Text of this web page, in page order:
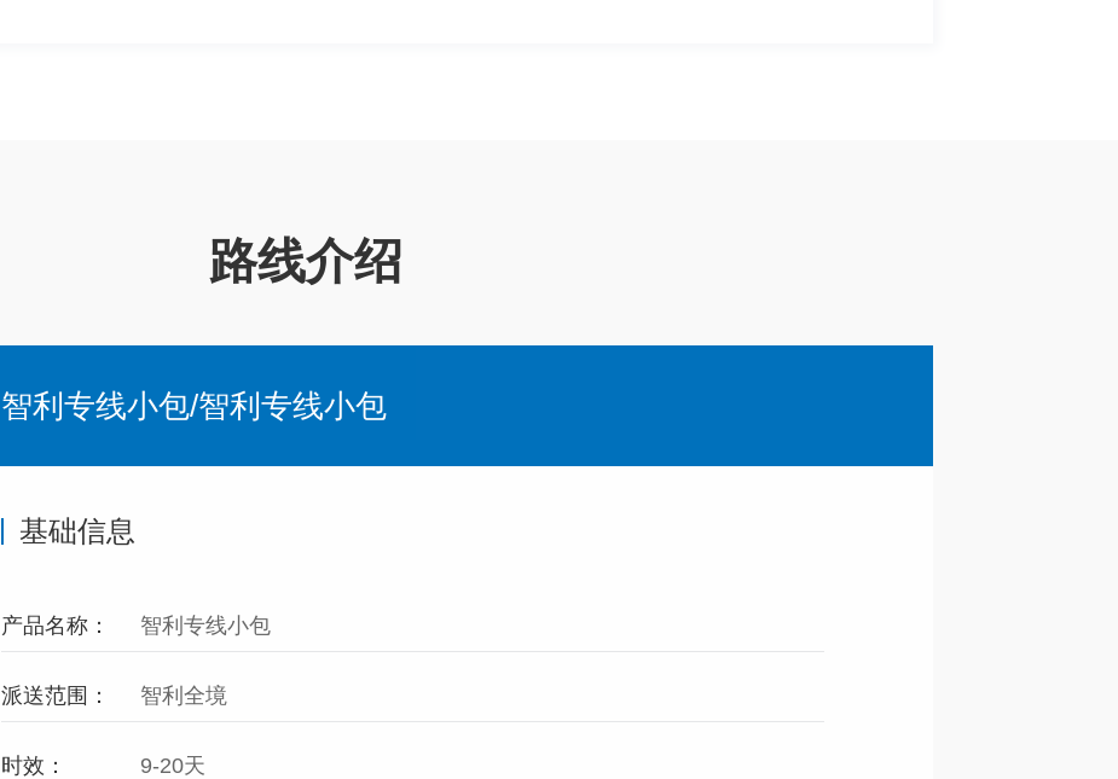
路线介绍
智利专线小包/智利专线小包
基础信息
产品名称： 智利专线小包
派送范围： 智利全境
时效： 9-20天